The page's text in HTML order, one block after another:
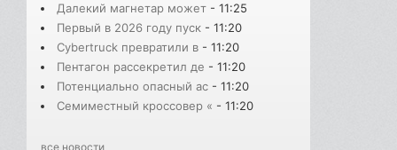
Далекий магнетар может - 11:25
Первый в 2026 году пуск - 11:20
Cybertruck превратили в - 11:20
Пентагон рассекретил де - 11:20
Потенциально опасный ас - 11:20
Семиместный кроссовер « - 11:20
все новости